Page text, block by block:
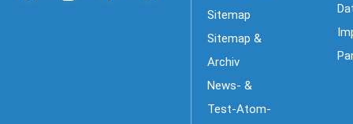
Sitemap
Sitemap &
Archiv
News- &
Test-Atom-